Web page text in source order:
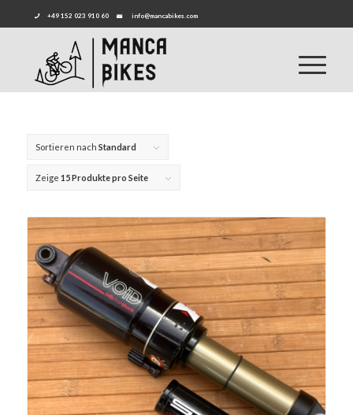
+49 152 023 910 60 info@mancabikes.com
Sortieren nach Standard
Zeige 15 Produkte pro Seite